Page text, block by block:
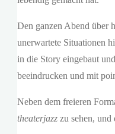
Den ganzen Abend über
unerwartete Situationen
in die Story eingebaut
beeindrucken und mit
Neben dem freieren
theaterjazz zu sehen,